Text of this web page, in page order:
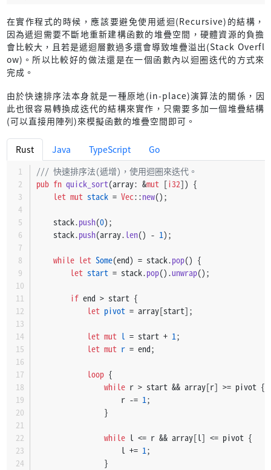
在實作程式的時候，應該要避免使用遞迴(Recursive)的結構，
因為遞迴需要不斷地重新建構函數的堆疊空間，硬體資源的負擔
會比較大，且若是遞迴層數過多還會導致堆疊溢出(Stack Overfl
ow)。所以比較好的做法還是在一個函數內以迴圈迭代的方式來
完成。
由於快速排序法本身就是一種原地(in-place)演算法的關係，因
此也很容易轉換成迭代的結構來實作，只需要多加一個堆疊結構
(可以直接用陣列)來模擬函數的堆疊空間即可。
Rust Java TypeScript
Go
/// 快速排序法(遞增)，使用迴圈來迭代。
pub fn quick_sort(array: &mut [i32]) {
let mut stack = Vec::new();
    stack.
push(0);
    stack.
push(array. len() - 1);
while let Some(end) = stack.pop() {
let start = stack.pop().unwrap();
if end > start {
let pivot = array[start];
let mut l = start + 1;
let mut r = end;
loop {
while r > start && array[r] >= pivot {
                    r -=
1;
                }
while l <= r && array[l] <= pivot {
                    l +=
1;
                }